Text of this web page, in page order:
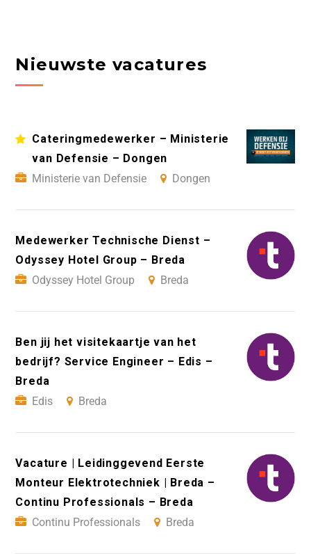
Nieuwste vacatures
Cateringmedewerker – Ministerie
van Defensie – Dongen
Ministerie van Defensie
Dongen
Medewerker Technische Dienst –
Odyssey Hotel Group – Breda
Odyssey Hotel Group
Breda
Ben jij het visitekaartje van het
bedrijf? Service Engineer – Edis –
Breda
Edis
Breda
Vacature | Leidinggevend Eerste
Monteur Elektrotechniek | Breda –
Continu Professionals – Breda
Continu Professionals
Breda